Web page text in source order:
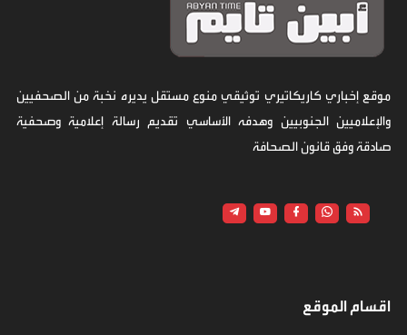
موقع إخباري كاريكاتيري توثيقي منوع مستقل يديره نخبة من الصحفيين
والإعلاميين الجنوبيين وهدفه الأساسي تقديم رسالة إعلامية وصحفية
صادقة وفق قانون الصحافة
اقسام الموقع